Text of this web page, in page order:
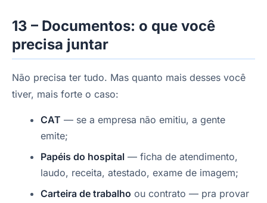
13 – Documentos: o que você
precisa juntar
Não precisa ter tudo. Mas quanto mais desses você
tiver, mais forte o caso:
CAT — se a empresa não emitiu, a gente
emite;
Papéis do hospital — ficha de atendimento,
laudo, receita, atestado, exame de imagem;
Carteira de trabalho ou contrato — pra provar